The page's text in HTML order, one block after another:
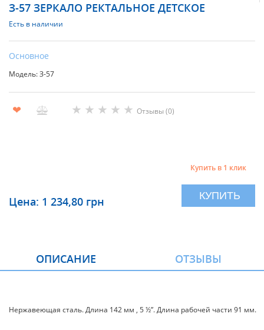
З-57 ЗЕРКАЛО РЕКТАЛЬНОЕ ДЕТСКОЕ
Есть в наличии
Основное
Модель: З-57
❤ ★ ★ ★ ★ ★ Отзывы (0)
Цена: 1 234,80 грн
Купить в 1 клик
КУПИТЬ
ОПИСАНИЕ ОТЗЫВЫ
Нержавеющая сталь. Длина 142 мм , 5 ½”. Длина рабочей части 91 мм.